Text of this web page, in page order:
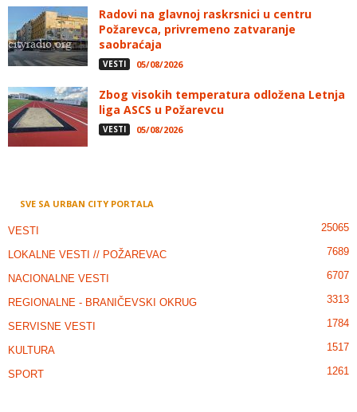
Radovi na glavnoj raskrsnici u centru
Požarevca, privremeno zatvaranje
saobraćaja
VESTI 05/08/2026
Zbog visokih temperatura odložena Letnja
liga ASCS u Požarevcu
VESTI 05/08/2026
SVE SA URBAN CITY PORTALA
VESTI 25065
LOKALNE VESTI // POŽAREVAC 7689
NACIONALNE VESTI 6707
REGIONALNE - BRANIČEVSKI OKRUG 3313
SERVISNE VESTI 1784
KULTURA 1517
SPORT 1261